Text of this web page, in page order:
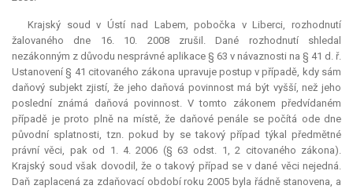
Krajský soud v Ústí nad Labem, pobočka v Liberci, rozhodnutí
žalovaného dne 16. 10. 2008 zrušil. Dané rozhodnutí shledal
nezákonným z důvodu nesprávné aplikace § 63 v návaznosti na § 41 d. ř.
Ustanovení § 41 citovaného zákona upravuje postup v případě, kdy sám
daňový subjekt zjistí, že jeho daňová povinnost má být vyšší, než jeho
poslední známá daňová povinnost. V tomto zákonem předvídaném
případě je proto plně na místě, že daňové penále se počítá ode dne
původní splatnosti, tzn. pokud by se takový případ týkal předmětné
právní věci, pak od 1. 4. 2006 (§ 63 odst. 1, 2 citovaného zákona).
Krajský soud však dovodil, že o takový případ se v dané věci nejedná.
Daň zaplacená za zdaňovací období roku 2005 byla řádně stanovena, a